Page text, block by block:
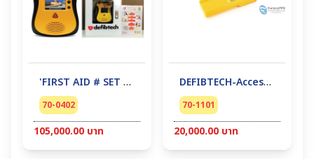
'FIRST AID # SET 2 Lifeline View แบบมีหน้าจอ พร้อมตู้เก็บ : AED + CABINET - DEFIBTECH-AED #เครื่องกระตุ้นหัวใจด้วยไฟฟ้าชนิดอัตโนมัติ Lifeline View (Thai+English)
70-0402
105,000.00 บาท
DEFIBTECH-Accessory AED #DDU-2000 Battery Pack 4 year
70-1101
20,000.00 บาท